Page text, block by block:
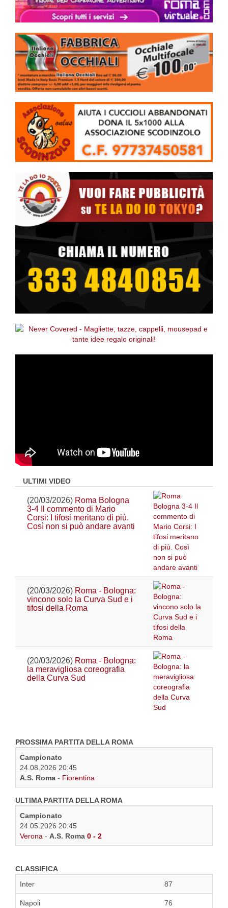
ULTIMI VIDEO
(20/03/2026) Roma Bologna
3-4 Il commento di Mario
Corsi: I tifosi meritano di più.
Così non si può andare avanti
(20/03/2026) Roma - Bologna:
vincono solo la Curva Sud e i
tifosi della Roma
(20/03/2026) Roma - Bologna:
la meravigliosa coreografia
della Curva Sud
PROSSIMA PARTITA DELLA ROMA
Campionato
24.08.2026 20:45
A.S. Roma - Fiorentina
ULTIMA PARTITA DELLA ROMA
Campionato
24.05.2026 20:45
Verona - A.S. Roma 0 - 2
CLASSIFICA
Inter
87
Napoli 76